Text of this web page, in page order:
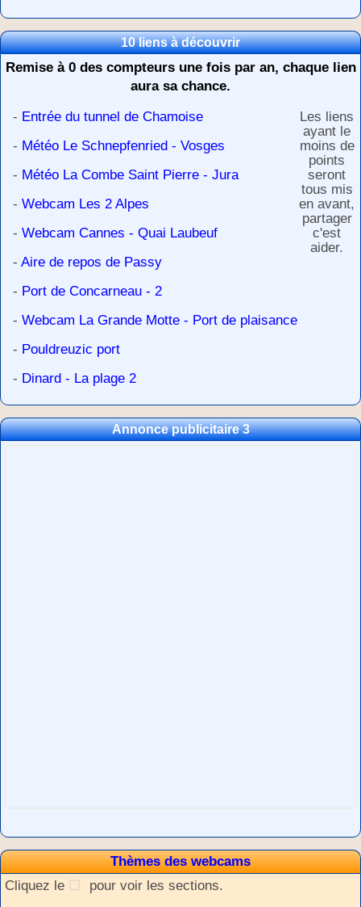
10 liens à découvrir
Remise à 0 des compteurs une fois par an, chaque lien
aura sa chance.
- Entrée du tunnel de Chamoise
- Météo Le Schnepfenried - Vosges
- Météo La Combe Saint Pierre - Jura
- Webcam Les 2 Alpes
- Webcam Cannes - Quai Laubeuf
- Aire de repos de Passy
- Port de Concarneau - 2
- Webcam La Grande Motte - Port de plaisance
- Pouldreuzic port
- Dinard - La plage 2
Les liens
ayant le
moins de
points
seront
tous mis
en avant,
partager
c'est
aider.
Annonce publicitaire 3
Thèmes des webcams
Cliquez le
pour voir les sections.